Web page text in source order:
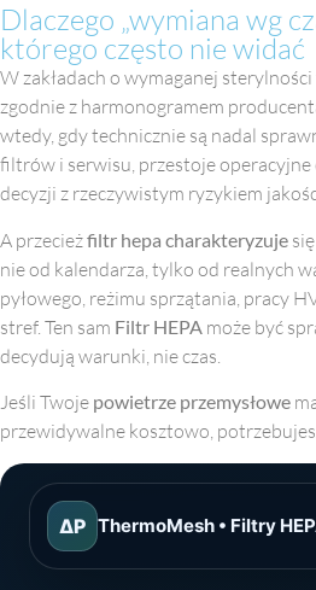
Dlaczego „wymiana wg
którego często nie widać
W zakładach o wymaganej
zgodnie z harmonogramem
wtedy, gdy technicznie są nadal
filtrów i serwisu, przestoje operacyjne
decyzji z rzeczywistym ryzykiem
A przecieżfiltr hepa charakteryzuje
nie od kalendarza, tylko od realnych
pyłowego, reżimu sprzątania, pracy
stref. Ten sam Filtr HEPA może być
decydują warunki, nie czas.
Jeśli Twoje powietrze przemysłowe
przewidywalne kosztowo,